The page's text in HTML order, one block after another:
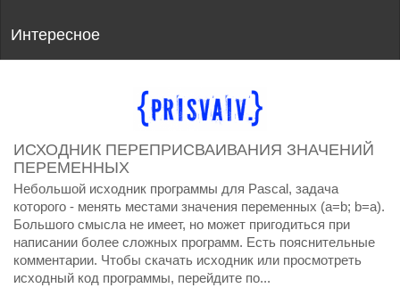
Интересное
ИСХОДНИК ПЕРЕПРИСВАИВАНИЯ ЗНАЧЕНИЙ
ПЕРЕМЕННЫХ
Небольшой исходник программы для Pascal, задача
которого - менять местами значения переменных (a=b; b=a).
Большого смысла не имеет, но может пригодиться при
написании более сложных программ. Есть пояснительные
комментарии. Чтобы скачать исходник или просмотреть
исходный код программы, перейдите по...